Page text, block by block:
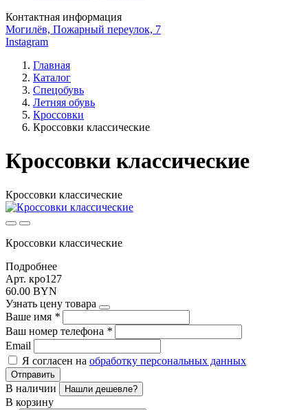
Контактная информация
Могилёв, Пожарный переулок, 7
Instagram
Главная
Каталог
Спецобувь
Летняя обувь
Кроссовки
Кроссовки классические
Кроссовки классические
Кроссовки классические
Кроссовки классические
Подробнее
Арт. кро127
60.00 BYN
Узнать цену товара
Ваше имя *
Ваш номер телефона *
Email
Я согласен на обработку персональных данных
Отправить
В наличии Нашли дешевле?
В корзину